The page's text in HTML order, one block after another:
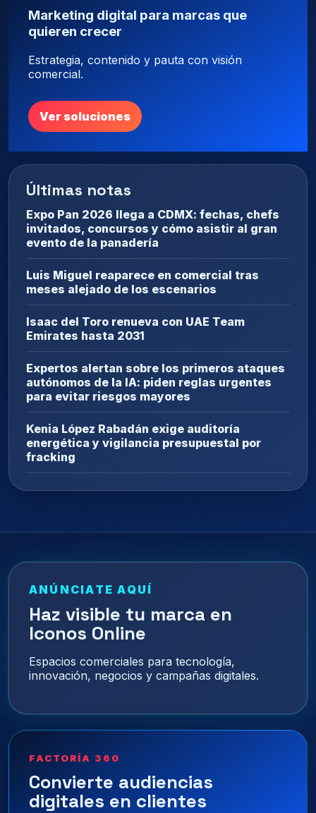
Marketing digital para marcas que
quieren crecer
Estrategia, contenido y pauta con visión
comercial.
Ver soluciones
Últimas notas
Expo Pan 2026 llega a CDMX: fechas, chefs
invitados, concursos y cómo asistir al gran
evento de la panadería
Luis Miguel reaparece en comercial tras
meses alejado de los escenarios
Isaac del Toro renueva con UAE Team
Emirates hasta 2031
Expertos alertan sobre los primeros ataques
autónomos de la IA: piden reglas urgentes
para evitar riesgos mayores
Kenia López Rabadán exige auditoría
energética y vigilancia presupuestal por
fracking
ANÚNCIATE AQUÍ
Haz visible tu marca en
Iconos Online
Espacios comerciales para tecnología,
innovación, negocios y campañas digitales.
FACTORÍA 360
Convierte audiencias
digitales en clientes